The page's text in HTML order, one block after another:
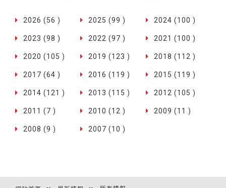
2026 (56 ) 2025 (99 ) 2024 (100 )
2023 (98 ) 2022 (97 ) 2021 (100 )
2020 (105 ) 2019 (123 ) 2018 (112 )
2017 (64 ) 2016 (119 ) 2015 (119 )
2014 (121 ) 2013 (115 ) 2012 (105 )
2011 (7 ) 2010 (12 ) 2009 (11 )
2008 (9 ) 2007 (10 )